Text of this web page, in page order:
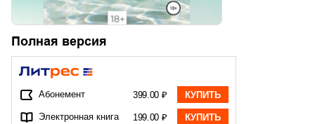
Полная версия
Абонемент 399.00 ₽ КУПИТЬ
Электронная книга 199.00 ₽ КУПИТЬ